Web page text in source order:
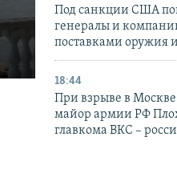
Под санкции США
генералы и
поставками оружия
18:44
При взрыве в
майор армии РФ
главкома ВКС –